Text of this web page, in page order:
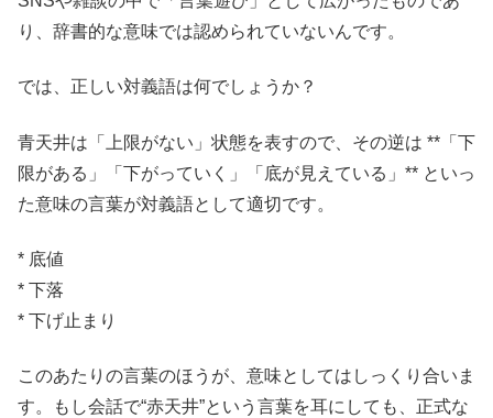
り、辞書的な意味では認められていないんです。
では、正しい対義語は何でしょうか？
青天井は「上限がない」状態を表すので、その逆は **「下
限がある」「下がっていく」「底が見えている」** といっ
た意味の言葉が対義語として適切です。
* 底値
* 下落
* 下げ止まり
このあたりの言葉のほうが、意味としてはしっくり合いま
す。もし会話で“赤天井”という言葉を耳にしても、正式な